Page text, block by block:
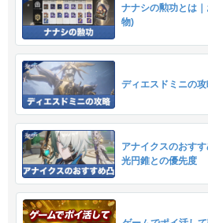
ナナシの勲功とは
物)
ディエスドミニの
アナイクスのおす
光円錐との優先度